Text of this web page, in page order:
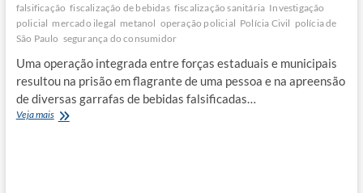
falsificação fiscalização de bebidas fiscalização sanitária Investigação
policial mercado ilegal metanol operação policial Polícia Civil polícia de
São Paulo segurança do consumidor
Uma operação integrada entre forças estaduais e municipais
resultou na prisão em flagrante de uma pessoa e na apreensão
de diversas garrafas de bebidas falsificadas…
Veja maisHomem